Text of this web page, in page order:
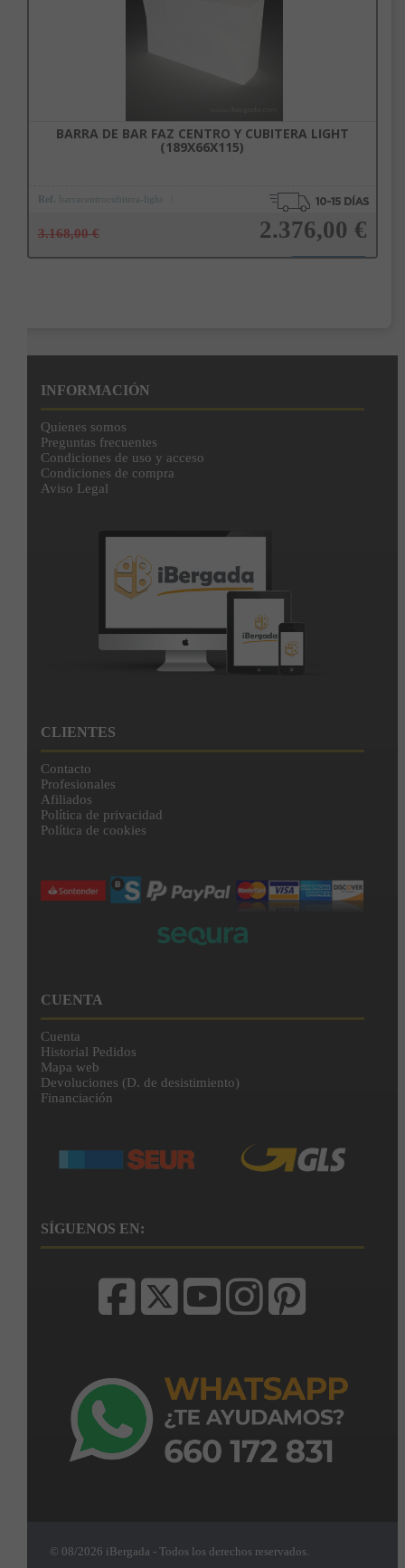
BARRA DE BAR FAZ CENTRO Y CUBITERA LIGHT
(189X66X115)
Ref. barracentrocubitera-light
3.168,00 € 2.376,00 €
INFORMACIÓN
Quienes somos
Preguntas frecuentes
Condiciones de uso y acceso
Condiciones de compra
Aviso Legal
CLIENTES
Contacto
Profesionales
Afiliados
Política de privacidad
Política de cookies
CUENTA
Cuenta
Historial Pedidos
Mapa web
Devoluciones (D. de desistimiento)
Financiación
SÍGUENOS EN:
© 08/2026 iBergada - Todos los derechos reservados.